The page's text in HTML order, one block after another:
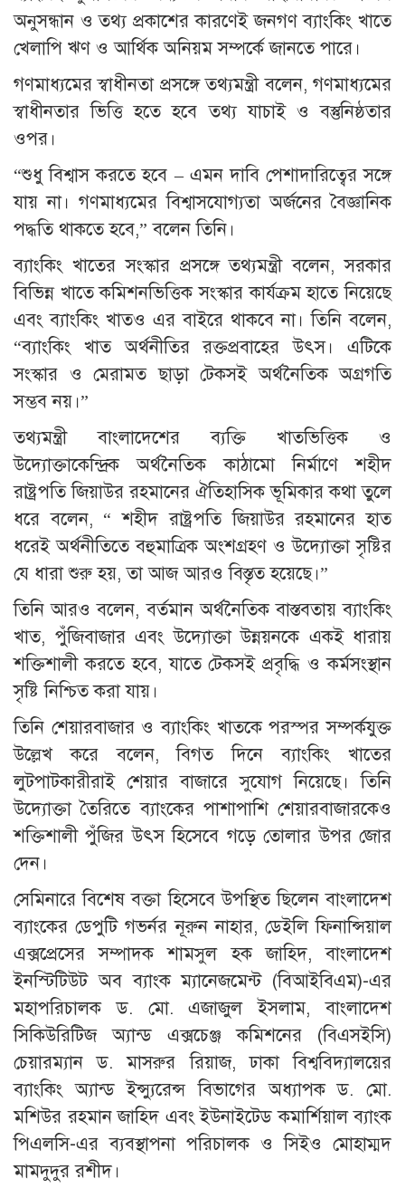
অনুসন্ধান ও তথ্য প্রকাশের কারণেই জনগণ ব্যাংকিং খাতে
খেলাপি ঋণ ও আর্থিক অনিয়ম সম্পর্কে জানতে পারে।
গণমাধ্যমের স্বাধীনতা প্রসঙ্গে তথ্যমন্ত্রী বলেন, গণমাধ্যমের
স্বাধীনতার ভিত্তি হতে হবে তথ্য যাচাই ও বস্তুনিষ্ঠতার
ওপর।
“শুধু বিশ্বাস করতে হবে – এমন দাবি পেশাদারিত্বের সঙ্গে
যায় না। গণমাধ্যমের বিশ্বাসযোগ্যতা অর্জনের বৈজ্ঞানিক
পদ্ধতি থাকতে হবে,” বলেন তিনি।
ব্যাংকিং খাতের সংস্কার প্রসঙ্গে তথ্যমন্ত্রী বলেন, সরকার
বিভিন্ন খাতে কমিশনভিত্তিক সংস্কার কার্যক্রম হাতে নিয়েছে
এবং ব্যাংকিং খাতও এর বাইরে থাকবে না। তিনি বলেন,
“ব্যাংকিং খাত অর্থনীতির রক্তপ্রবাহের উৎস। এটিকে
সংস্কার ও মেরামত ছাড়া টেকসই অর্থনৈতিক অগ্রগতি
সম্ভব নয়।”
তথ্যমন্ত্রী বাংলাদেশের ব্যক্তি খাতভিত্তিক ও
উদ্যোক্তাকেন্দ্রিক অর্থনৈতিক কাঠামো নির্মাণে শহীদ
রাষ্ট্রপতি জিয়াউর রহমানের ঐতিহাসিক ভূমিকার কথা তুলে
ধরে বলেন, “ শহীদ রাষ্ট্রপতি জিয়াউর রহমানের হাত
ধরেই অর্থনীতিতে বহুমাত্রিক অংশগ্রহণ ও উদ্যোক্তা সৃষ্টির
যে ধারা শুরু হয়, তা আজ আরও বিস্তৃত হয়েছে।”
তিনি আরও বলেন, বর্তমান অর্থনৈতিক বাস্তবতায় ব্যাংকিং
খাত, পুঁজিবাজার এবং উদ্যোক্তা উন্নয়নকে একই ধারায়
শক্তিশালী করতে হবে, যাতে টেকসই প্রবৃদ্ধি ও কর্মসংস্থান
সৃষ্টি নিশ্চিত করা যায়।
তিনি শেয়ারবাজার ও ব্যাংকিং খাতকে পরস্পর সম্পর্কযুক্ত
উল্লেখ করে বলেন, বিগত দিনে ব্যাংকিং খাতের
লুটপাটকারীরাই শেয়ার বাজারে সুযোগ নিয়েছে। তিনি
উদ্যোক্তা তৈরিতে ব্যাংকের পাশাপাশি শেয়ারবাজারকেও
শক্তিশালী পুঁজির উৎস হিসেবে গড়ে তোলার উপর জোর
দেন।
সেমিনারে বিশেষ বক্তা হিসেবে উপস্থিত ছিলেন বাংলাদেশ
ব্যাংকের ডেপুটি গভর্নর নূরুন নাহার, ডেইলি ফিনান্সিয়াল
এক্সপ্রেসের সম্পাদক শামসুল হক জাহিদ, বাংলাদেশ
ইনস্টিটিউট অব ব্যাংক ম্যানেজমেন্ট (বিআইবিএম)-এর
মহাপরিচালক ড. মো. এজাজুল ইসলাম, বাংলাদেশ
সিকিউরিটিজ অ্যান্ড এক্সচেঞ্জ কমিশনের (বিএসইসি)
চেয়ারম্যান ড. মাসরুর রিয়াজ, ঢাকা বিশ্ববিদ্যালয়ের
ব্যাংকিং অ্যান্ড ইন্স্যুরেন্স বিভাগের অধ্যাপক ড. মো.
মশিউর রহমান জাহিদ এবং ইউনাইটেড কমার্শিয়াল ব্যাংক
পিএলসি-এর ব্যবস্থাপনা পরিচালক ও সিইও মোহাম্মদ
মামদুদুর রশীদ।